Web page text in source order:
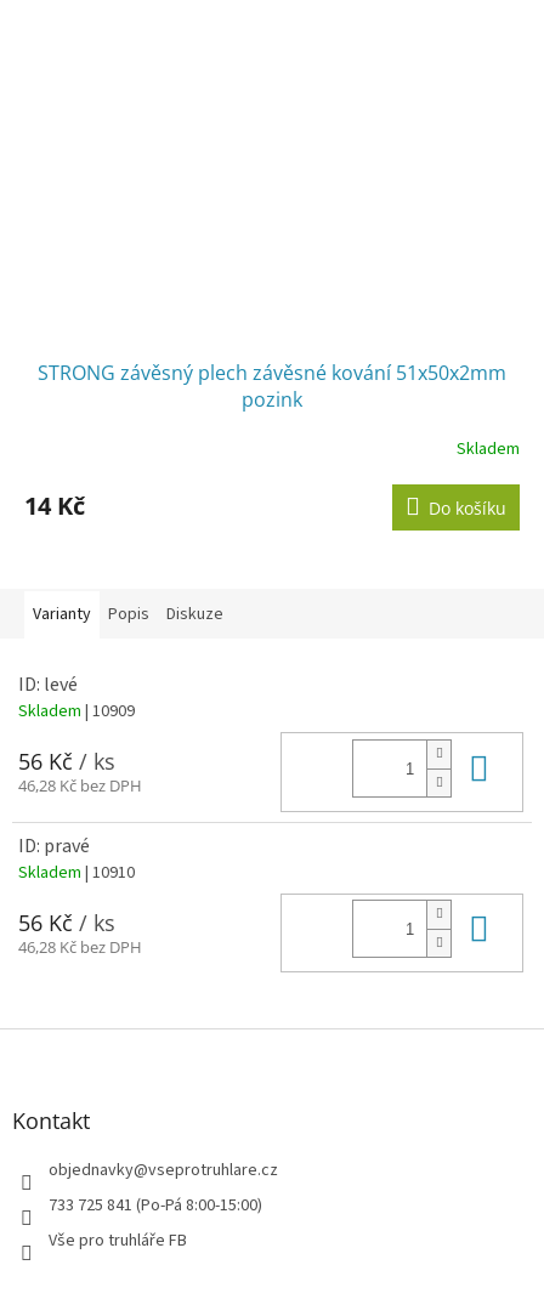
STRONG závěsný plech závěsné kování 51x50x2mm
pozink
Skladem
14 Kč Do košíku
Varianty Popis Diskuze
ID: levé
Skladem | 10909
56 Kč / ks
46,28 Kč bez DPH
ID: pravé
Skladem | 10910
56 Kč / ks
46,28 Kč bez DPH
Z
Kontakt
objednavky@vseprotruhlare.cz
733 725 841 (Po-Pá 8:00-15:00)
Vše pro truhláře FB